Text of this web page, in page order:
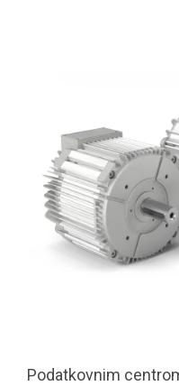
Podatkovnim